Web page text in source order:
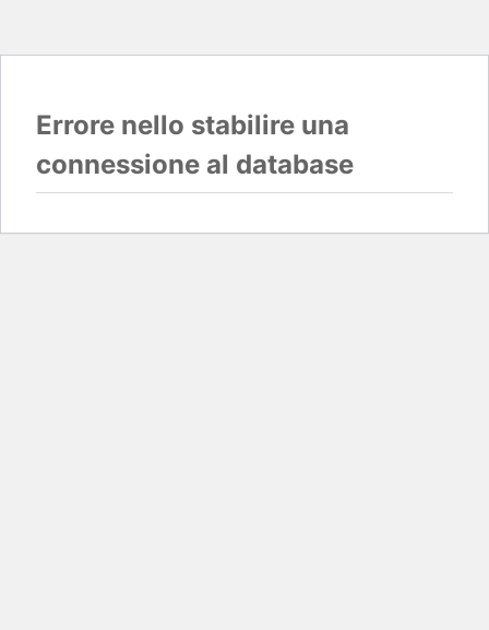
Errore nello stabilire una
connessione al database